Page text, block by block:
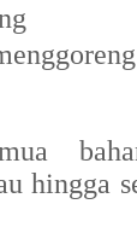
hingga